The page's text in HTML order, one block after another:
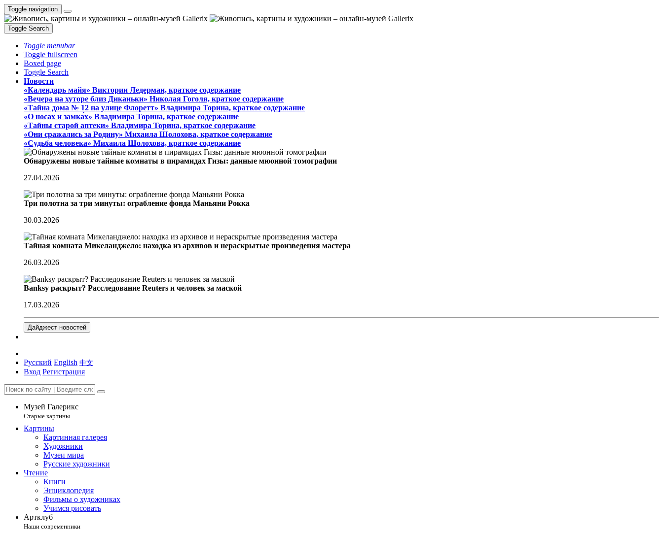
Toggle navigation
Toggle Search
Toggle menubar
Toggle fullscreen
Boxed page
Toggle Search
Новости
«Календарь майя» Виктории Ледерман, краткое содержание
«Вечера на хуторе близ Диканьки» Николая Гоголя, краткое содержание
«Тайна дома № 12 на улице Флоретт» Владимира Торина, краткое содержание
«О носах и замка́х» Владимира Торина, краткое содержание
«Тайны старой аптеки» Владимира Торина, краткое содержание
«Они сражались за Родину» Михаила Шолохова, краткое содержание
«Судьба человека» Михаила Шолохова, краткое содержание
Обнаружены новые тайные комнаты в пирамидах Гизы: данные мюонной томографии
27.04.2026
Три полотна за три минуты: ограбление фонда Маньяни Рокка
30.03.2026
Тайная комната Микеланджело: находка из архивов и нераскрытые произведения мастера
26.03.2026
Banksy раскрыт? Расследование Reuters и человек за маской
17.03.2026
Дайджест новостей
Русский English 中文
Вход Регистрация
Музей Галерикс
Старые картины
Картины
Картинная галерея
Художники
Музеи мира
Русские художники
Чтение
Книги
Энциклопедия
Фильмы о художниках
Учимся рисовать
Артклуб
Наши современники